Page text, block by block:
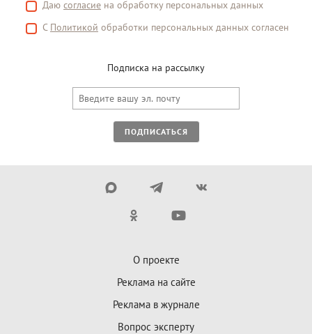
Даю согласие на обработку персональных данных
С Политикой обработки персональных данных согласен
Подписка на рассылку
ПОДПИСАТЬСЯ
О проекте
Реклама на сайте
Реклама в журнале
Вопрос эксперту